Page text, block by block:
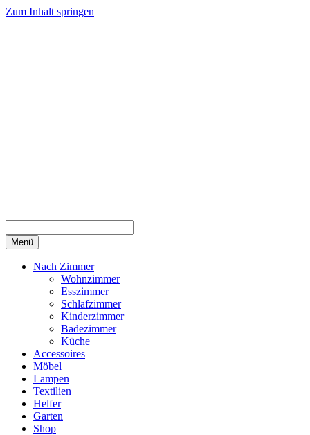
Zum Inhalt springen
Menü
Nach Zimmer
Wohnzimmer
Esszimmer
Schlafzimmer
Kinderzimmer
Badezimmer
Küche
Accessoires
Möbel
Lampen
Textilien
Helfer
Garten
Shop